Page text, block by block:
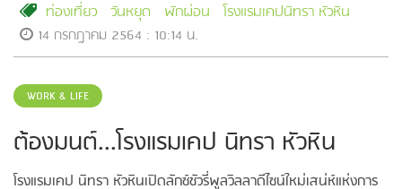
ท่องเที่ยว วันหยุด พักผ่อน โรงแรมเคปนิทรา หัวหิน
14 กรกฎาคม 2564 : 10:14 น.
WORK & LIFE
ต้องมนต์...โรงแรมเคป นิทรา หัวหิน
โรงแรมเคป นิทรา หัวหินเปิดลักซ์ชัวรี่พูลวิลลาดีไซน์ใหม่เสน่ห์แห่งการ